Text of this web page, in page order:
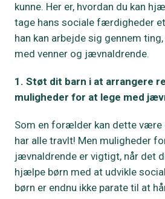
kunne. Her er, hvordan du kan
tage hans sociale færdigheder
han kan arbejde sig gennem
med venner og jævnaldrende.
1. Støt dit barn i at arrangere
muligheder for at lege med
Som en forælder kan dette være
har alle travlt! Men muligheder
jævnaldrende er vigtigt, når det
hjælpe børn med at udvikle
børn er endnu ikke parate til at